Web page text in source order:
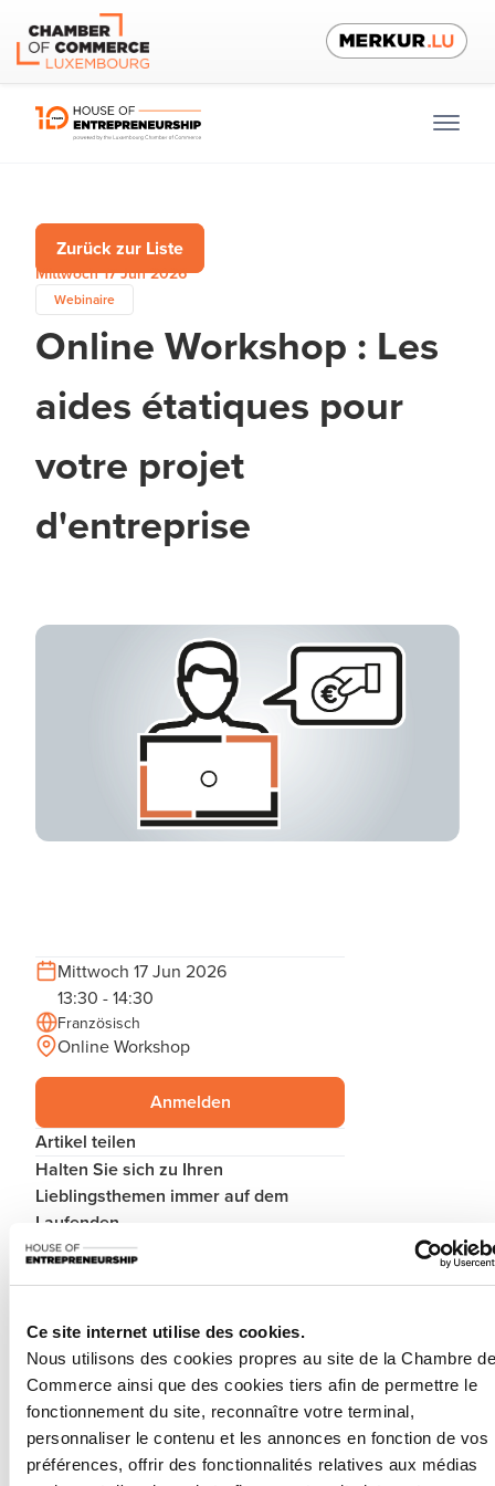
Ce site internet utilise des cookies.
Nous utilisons des cookies propres au site de la Chambre de
Commerce ainsi que des cookies tiers afin de permettre le
fonctionnement du site, reconnaître votre terminal,
personnaliser le contenu et les annonces en fonction de vos
préférences, offrir des fonctionnalités relatives aux médias
Zurück zur Liste
Mittwoch 17 Jun 2026
Webinaire
Online Workshop : Les
aides étatiques pour
votre projet
d'entreprise
Mittwoch 17 Jun 2026
13:30 - 14:30
Französisch
Online Workshop
Anmelden
Artikel teilen
Halten Sie sich zu Ihren
Lieblingsthemen immer auf dem
Laufenden.
In den Newsletter einschreiben
Découvrez les aides étatiques pour vos projets
d’entreprise !
Que vous soyez un porteur de projet ou un
entrepreneur établi, savez-vous qu’il existe une